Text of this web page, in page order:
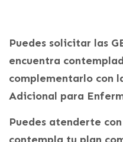
Puedes solicitar las
encuentra
complementarlo con
Adicional para
Puedes atenderte
contempla tu plan